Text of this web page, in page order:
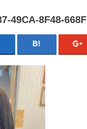
49CA-8F48-